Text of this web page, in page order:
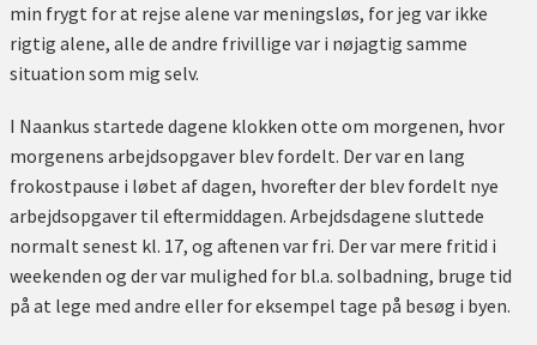
min frygt for at rejse alene var meningsløs, for jeg var ikke
rigtig alene, alle de andre frivillige var i nøjagtig samme
situation som mig selv.
I Naankus startede dagene klokken otte om morgenen, hvor
morgenens arbejdsopgaver blev fordelt. Der var en lang
frokostpause i løbet af dagen, hvorefter der blev fordelt nye
arbejdsopgaver til eftermiddagen. Arbejdsdagene sluttede
normalt senest kl. 17, og aftenen var fri. Der var mere fritid i
weekenden og der var mulighed for bl.a. solbadning, bruge tid
på at lege med andre eller for eksempel tage på besøg i byen.